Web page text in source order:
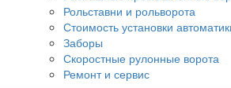
Рольставни и рольворота
Стоимость установки
Заборы
Скоростные рулонные ворота
Ремонт и сервис